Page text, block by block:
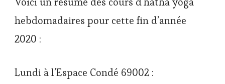
hebdomadaires pour cette fin d’année
2020 :
Lundi à l’Espace Condé 69002 :